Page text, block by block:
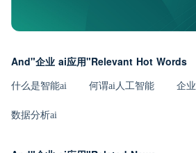
And"企业 ai应用"Relevant Hot Words
什么是智能ai 何谓ai人工智能 企
数据分析ai